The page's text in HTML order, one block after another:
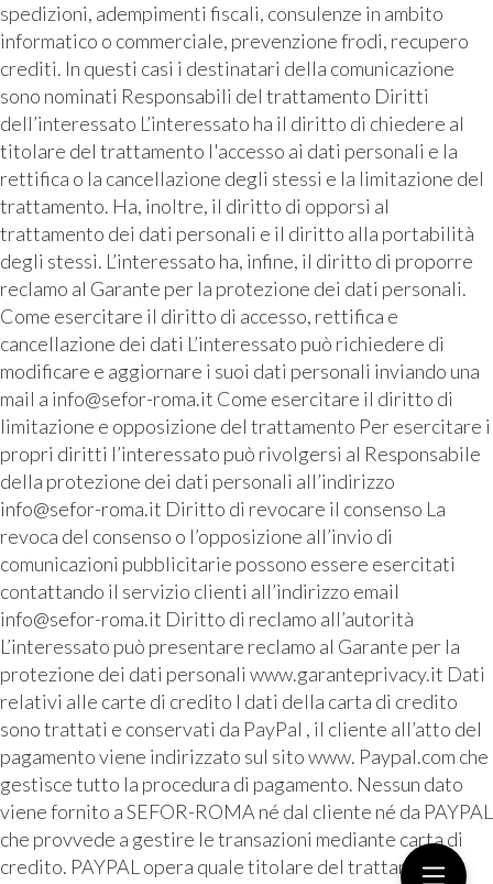
spedizioni, adempimenti fiscali, consulenze in ambito
informatico o commerciale, prevenzione frodi, recupero
crediti. In questi casi i destinatari della comunicazione
sono nominati Responsabili del trattamento Diritti
dell’interessato L’interessato ha il diritto di chiedere al
titolare del trattamento l'accesso ai dati personali e la
rettifica o la cancellazione degli stessi e la limitazione del
trattamento. Ha, inoltre, il diritto di opporsi al
trattamento dei dati personali e il diritto alla portabilità
degli stessi. L’interessato ha, infine, il diritto di proporre
reclamo al Garante per la protezione dei dati personali.
Come esercitare il diritto di accesso, rettifica e
cancellazione dei dati L’interessato può richiedere di
modificare e aggiornare i suoi dati personali inviando una
mail a info@sefor-roma.it Come esercitare il diritto di
limitazione e opposizione del trattamento Per esercitare i
propri diritti l’interessato può rivolgersi al Responsabile
della protezione dei dati personali all’indirizzo
info@sefor-roma.it Diritto di revocare il consenso La
revoca del consenso o l’opposizione all’invio di
comunicazioni pubblicitarie possono essere esercitati
contattando il servizio clienti all’indirizzo email
info@sefor-roma.it Diritto di reclamo all’autorità
L’interessato può presentare reclamo al Garante per la
protezione dei dati personali www.garanteprivacy.it Dati
relativi alle carte di credito I dati della carta di credito
sono trattati e conservati da PayPal , il cliente all’atto del
pagamento viene indirizzato sul sito www. Paypal.com che
gestisce tutto la procedura di pagamento. Nessun dato
viene fornito a SEFOR-ROMA né dal cliente né da PAYPAL
che provvede a gestire le transazioni mediante carta di
credito. PAYPAL opera quale titolare del trattamento